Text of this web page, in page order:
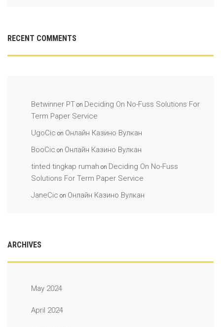
RECENT COMMENTS
Betwinner PT on Deciding On No-Fuss Solutions For
Term Paper Service
UgoCic on Онлайн Казино Вулкан
BooCic on Онлайн Казино Вулкан
tinted tingkap rumah on Deciding On No-Fuss
Solutions For Term Paper Service
JaneCic on Онлайн Казино Вулкан
ARCHIVES
May 2024
April 2024